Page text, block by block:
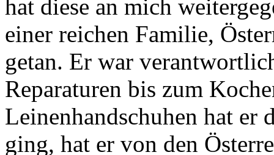
hat diese an mich
einer reichen Familie,
getan. Er war
Reparaturen bis zum
Leinenhandschuhen hat
ging, hat er von den